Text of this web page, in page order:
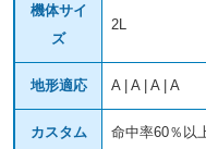
機体サイ
ズ
2L
地形適応 A | A | A | A
カスタム
命中率60％以